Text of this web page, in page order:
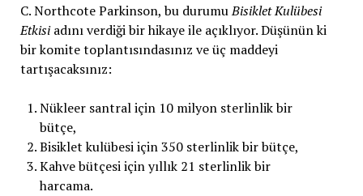
C. Northcote Parkinson, bu durumuBisiklet Kulübesi
Etkisiadını verdiği bir hikaye ile açıklıyor. Düşünün ki
bir komite toplantısındasınız ve üç maddeyi
tartışacaksınız:
Nükleer santral için 10 milyon sterlinlik bir
bütçe,
Bisiklet kulübesi için 350 sterlinlik bir bütçe,
Kahve bütçesi için yıllık 21 sterlinlik bir
harcama.